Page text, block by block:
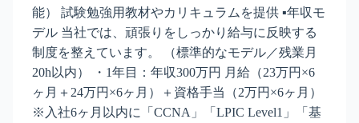
能） 試験勉強用教材やカリキュラムを提供 ▪️年収モ
デル 当社では、頑張りをしっかり給与に反映する
制度を整えています。 （標準的なモデル／残業月
20h以内） ・1年目：年収300万円 月給（23万円×6
ヶ月＋24万円×6ヶ月）＋資格手当（2万円×6ヶ月）
※入社6ヶ月以内に「CCNA」「LPIC Level1」「基